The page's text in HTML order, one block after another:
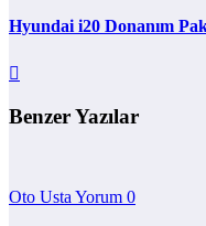
Hyundai i20 Donanım
Benzer Yazılar
Oto Usta Yorum 0